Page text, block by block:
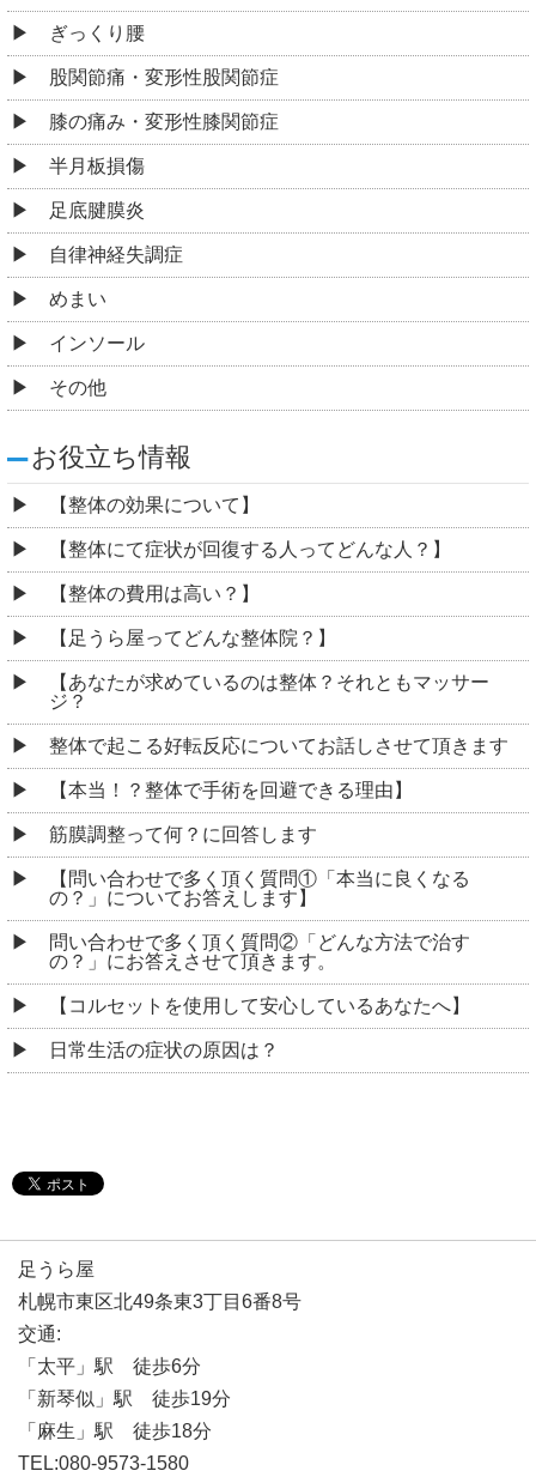
ぎっくり腰
股関節痛・変形性股関節症
膝の痛み・変形性膝関節症
半月板損傷
足底腱膜炎
自律神経失調症
めまい
インソール
その他
お役立ち情報
【整体の効果について】
【整体にて症状が回復する人ってどんな人？】
【整体の費用は高い？】
【足うら屋ってどんな整体院？】
【あなたが求めているのは整体？それともマッサー
ジ？
整体で起こる好転反応についてお話しさせて頂きます
【本当！？整体で手術を回避できる理由】
筋膜調整って何？に回答します
【問い合わせで多く頂く質問①「本当に良くなる
の？」についてお答えします】
問い合わせで多く頂く質問②「どんな方法で治す
の？」にお答えさせて頂きます。
【コルセットを使用して安心しているあなたへ】
日常生活の症状の原因は？
足うら屋
札幌市東区北49条東3丁目6番8号
交通:
「太平」駅 徒歩6分
「新琴似」駅 徒歩19分
「麻生」駅 徒歩18分
TEL:080-9573-1580